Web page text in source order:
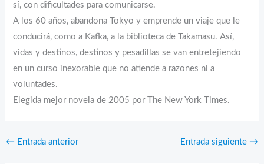
sí, con dificultades para comunicarse.
A los 60 años, abandona Tokyo y emprende un viaje que le
conducirá, como a Kafka, a la biblioteca de Takamasu. Así,
vidas y destinos, destinos y pesadillas se van entretejiendo
en un curso inexorable que no atiende a razones ni a
voluntades.
Elegida mejor novela de 2005 por The New York Times.
← Entrada anterior Entrada siguiente →